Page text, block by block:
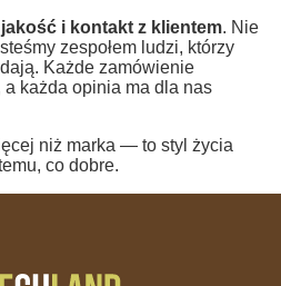
i kontakt z klientem. Nie
zespołem ludzi, którzy
Każde zamówienie
każda opinia ma dla nas
niż marka — to styl życia
co dobre.